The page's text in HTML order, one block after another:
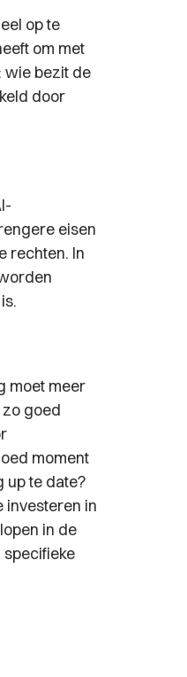
op te
om met
wie bezit de
door
eisen
rechten. In
moet meer
goed
moment
up te date?
investeren in
in de